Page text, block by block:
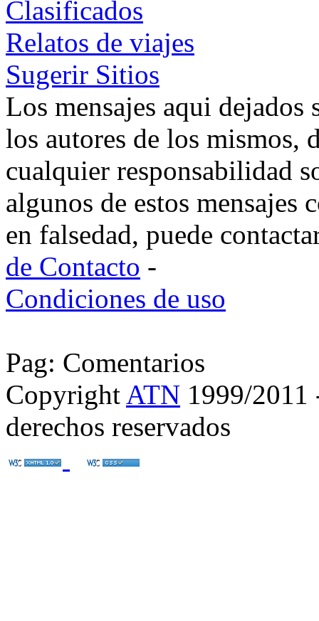
Clasificados
Relatos de viajes
Sugerir Sitios
Los mensajes aqui
los autores de los mismos,
cualquier responsabilidad
algunos de estos
en falsedad, puede
de Contacto -
Condiciones de uso
Pag: Comentarios
Copyright ATN 1999/2011
derechos reservados